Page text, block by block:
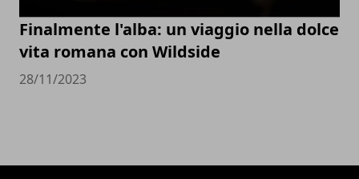
Finalmente l'alba: un viaggio nella dolce
vita romana con Wildside
28/11/2023